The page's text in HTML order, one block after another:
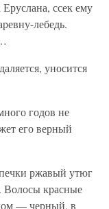
ссек ему
лебедь.
уносится
годов не
его верный
ржавый утюг
Волосы красные
— черный, в